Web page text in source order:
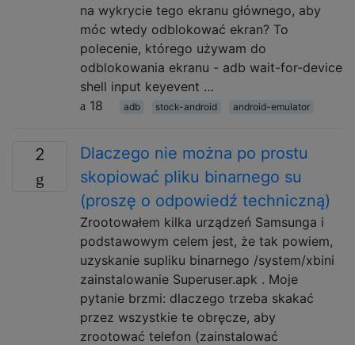
na wykrycie tego ekranu głównego, aby
móc wtedy odblokować ekran? To
polecenie, którego używam do
odblokowania ekranu - adb wait-for-device
shell input keyevent …
18
adb stock-android android-emulator
2
Dlaczego nie można po prostu
skopiować pliku binarnego su
(proszę o odpowiedź techniczną)
Zrootowałem kilka urządzeń Samsunga i
podstawowym celem jest, że tak powiem,
uzyskanie supliku binarnego /system/xbini
zainstalowanie Superuser.apk . Moje
pytanie brzmi: dlaczego trzeba skakać
przez wszystkie te obręcze, aby
zrootować telefon (zainstalować